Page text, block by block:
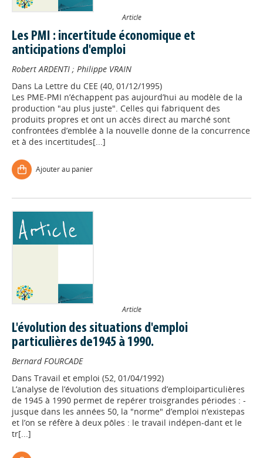
Article
Les PMI : incertitude économique et
anticipations d'emploi
Robert ARDENTI ; Philippe VRAIN
Dans La Lettre du CEE (40, 01/12/1995)
Les PME-PMI n’échappent pas aujourd’hui au modèle de la
production "au plus juste". Celles qui fabriquent des
produits propres et ont un accès direct au marché sont
confrontées d’emblée à la nouvelle donne de la concurrence
et à des incertitudes[...]
Ajouter au panier
Article
L'évolution des situations d'emploi
particulières de1945 à 1990.
Bernard FOURCADE
Dans Travail et emploi (52, 01/04/1992)
L’analyse de l’évolution des situations d’emploiparticulières
de 1945 à 1990 permet de repérer troisgrandes périodes : -
jusque dans les années 50, la "norme" d’emploi n’existepas
et l’on se réfère à deux pôles : le travail indépen-dant et le
tr[...]
Appels à projets